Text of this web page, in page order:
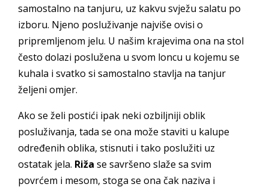
samostalno na tanjuru, uz kakvu svježu salatu po
izboru. Njeno posluživanje najviše ovisi o
pripremljenom jelu. U našim krajevima ona na stol
često dolazi poslužena u svom loncu u kojemu se
kuhala i svatko si samostalno stavlja na tanjur
željeni omjer.
Ako se želi postići ipak neki ozbiljniji oblik
posluživanja, tada se ona može staviti u kalupe
određenih oblika, stisnuti i tako poslužiti uz
ostatak jela. Riža se savršeno slaže sa svim
povrćem i mesom, stoga se ona čak naziva i